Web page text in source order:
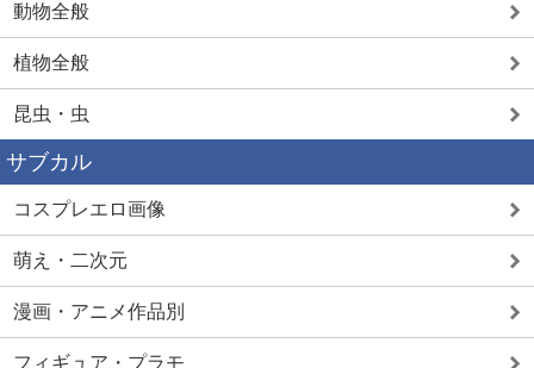
動物全般
植物全般
昆虫・虫
サブカル
コスプレエロ画像
萌え・二次元
漫画・アニメ作品別
フィギュア・プラモ